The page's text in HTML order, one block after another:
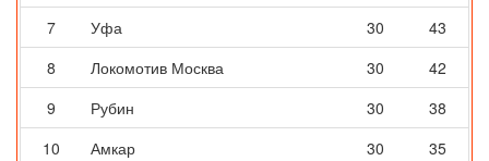
7
Уфа 30
43
8
Локомотив Москва 30
42
9
Рубин 30
38
10
Амкар 30
35